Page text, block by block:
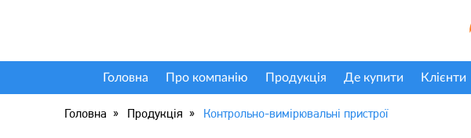
Головна Про компанію Продукція Де купити Клієнти
Головна Продукція Контрольно-вимірювальні пристрої